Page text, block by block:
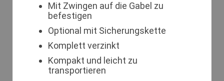
Mit Zwingen auf die Gabel zu
befestigen
Optional mit Sicherungskette
Komplett verzinkt
Kompakt und leicht zu
transportieren